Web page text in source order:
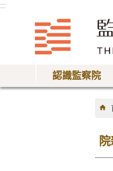
:::
認識監察院
:::